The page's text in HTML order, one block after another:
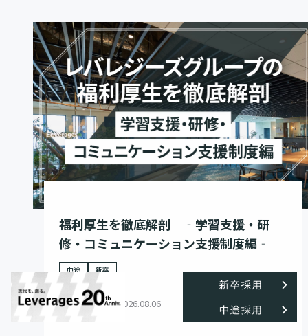
福利厚生を徹底解剖 ‐学習支援・研
修・コミュニケーション支援制度編‐
中途 新卒
カルチャー2026.08.06